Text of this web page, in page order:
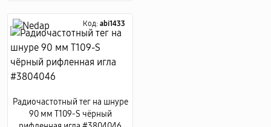
Код: abi1433
Радиочастотный тег на шнуре
90 мм T109-S чёрный